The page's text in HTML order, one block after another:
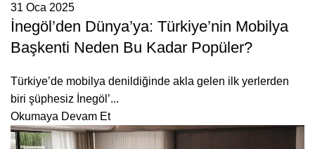
31 Oca 2025
İnegöl’den Dünya’ya: Türkiye’nin Mobilya
Başkenti Neden Bu Kadar Popüler?
Türkiye’de mobilya denildiğinde akla gelen ilk yerlerden
biri şüphesiz İnegöl’...
Okumaya Devam Et